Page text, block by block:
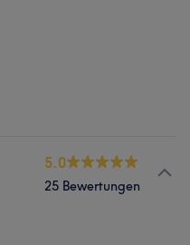
5.0
25 Bewertungen